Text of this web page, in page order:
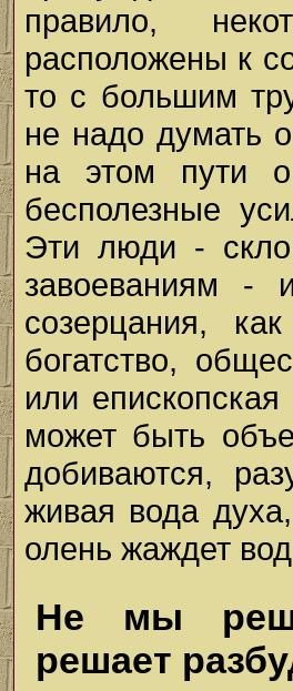
правило,
расположены к
то с большим
не надо думать
на этом пути
бесполезные
Эти люди -
завоеваниям -
созерцания,
богатство,
или
может быть
добиваются,
живая вода
олень жаждет
Не мы
решает